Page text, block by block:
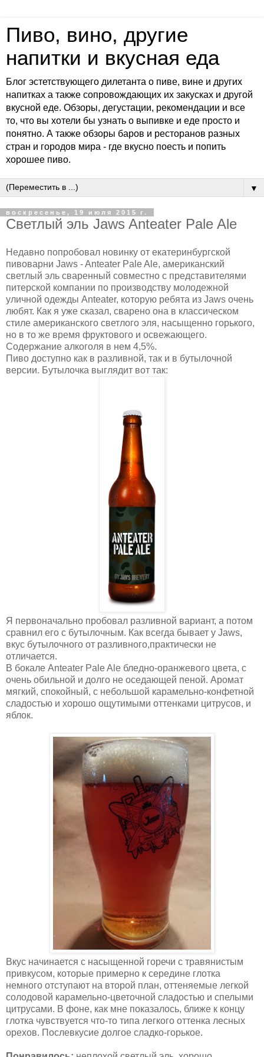
Пиво, вино, другие
напитки и вкусная еда
Блог эстетствующего дилетанта о пиве, вине и других
напитках а также сопровождающих их закусках и другой
вкусной еде. Обзоры, дегустации, рекомендации и все
то, что вы хотели бы узнать о выпивке и еде просто и
понятно. А также обзоры баров и ресторанов разных
стран и городов мира - где вкусно поесть и попить
хорошее пиво.
▼
воскресенье, 19 июля 2015 г.
Светлый эль Jaws Anteater Pale Ale
Недавно попробовал новинку от екатеринбургской
пивоварни Jaws - Anteater Pale Ale, американский
светлый эль сваренный совместно с представителями
питерской компании по производству молодежной
уличной одежды Anteater, которую ребята из Jaws очень
любят. Как я уже сказал, сварено она в классическом
стиле американского светлого эля, насыщенно горького,
но в то же время фруктового и освежающего.
Содержание алкоголя в нем 4,5%.
Пиво доступно как в разливной, так и в бутылочной
версии. Бутылочка выглядит вот так:
Я первоначально пробовал разливной вариант, а потом
сравнил его с бутылочным. Как всегда бывает у Jaws,
вкус бутылочного от разливного,практически не
отличается.
В бокале Anteater Pale Ale бледно-оранжевого цвета, с
очень обильной и долго не оседающей пеной. Аромат
мягкий, спокойный, с небольшой карамельно-конфетной
сладостью и хорошо ощутимыми оттенками цитрусов, и
яблок.
Вкус начинается с насыщенной горечи с травянистым
привкусом, которые примерно к середине глотка
немного отступают на второй план, оттеняемые легкой
солодовой карамельно-цветочной сладостью и спелыми
цитрусами. В фоне, как мне показалось, ближе к концу
глотка чувствуется что-то типа легкого оттенка лесных
орехов. Послевкусие долгое сладко-горькое.